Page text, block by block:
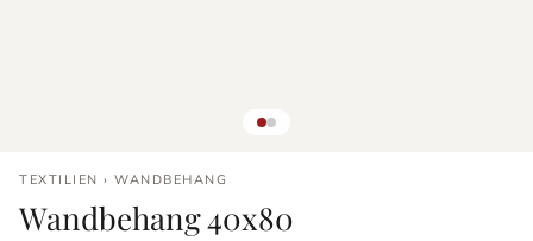
TEXTILIEN › WANDBEHANG
Wandbehang 40x80